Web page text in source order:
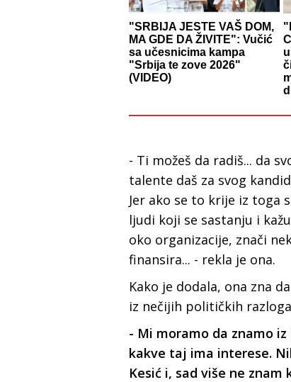
"SRBIJA JESTE VAŠ DOM,
MA GDE DA ŽIVITE": Vučić
sa učesnicima kampa
"Srbija te zove 2026"
(VIDEO)
- Ti možeš da radiš... da
talente daš za svog
Jer ako se to krije iz toga
ljudi koji se sastanju i
oko organizacije, znači
finansira... - rekla je ona.
Kako je dodala, ona zna da
iz nečijih političkih
- Mi moramo da znamo
kakve taj ima interese.
Kesić i, sad više ne znam